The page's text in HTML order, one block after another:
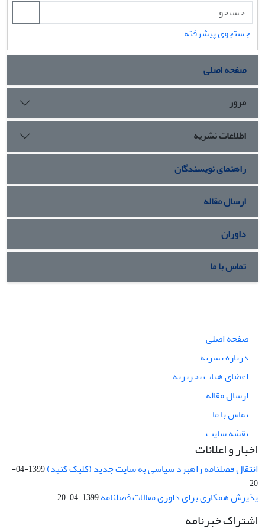
جستجوی پیشرفته
صفحه اصلی
مرور
اطلاعات نشریه
راهنمای نویسندگان
ارسال مقاله
داوران
تماس با ما
صفحه اصلی
درباره نشریه
اعضای هیات تحریریه
ارسال مقاله
تماس با ما
نقشه سایت
اخبار و اعلانات
انتقال فصلنامه راهبرد سیاسی به سایت جدید (کلیک کنید)
1399-04-
20
پذیرش همکاری برای داوری مقالات فصلنامه1399-04-20
اشتراک خبرنامه